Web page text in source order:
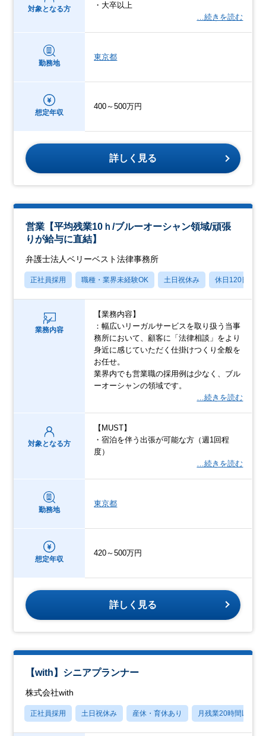
対象となる方
・大卒以上
…続きを読む
勤務地
東京都
想定年収
400～500万円
詳しく見る
営業【平均残業10ｈ/ブルーオーシャン領域/頑張
りが給与に直結】
弁護士法人ベリーベスト法律事務所
正社員採用 職種・業界未経験OK 土日祝休み 休日120日以上
業務内容
【業務内容】
：幅広いリーガルサービスを取り扱う当事
務所において、顧客に「法律相談」をより
身近に感じていただく仕掛けつくり全般を
お任せ。
業界内でも営業職の採用例は少なく、ブル
ーオーシャンの領域です。
…続きを読む
対象となる方
【MUST】
・宿泊を伴う出張が可能な方（週1回程
度）
…続きを読む
勤務地
東京都
想定年収
420～500万円
詳しく見る
【with】シニアプランナー
株式会社with
正社員採用 土日祝休み 産休・育休あり 月残業20時間以内